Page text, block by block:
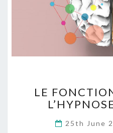
LE
25th June